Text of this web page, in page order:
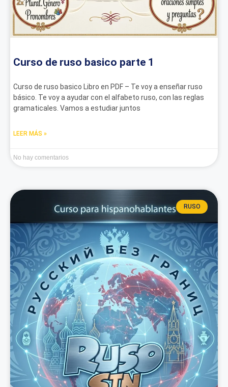
Curso de ruso basico parte 1
Curso de ruso basico Libro en PDF – Te voy a enseñar ruso
básico. Te voy a ayudar con el alfabeto ruso, con las reglas
gramaticales. Vamos a estudiar juntos
LEER MÁS »
No hay comentarios
RUSO